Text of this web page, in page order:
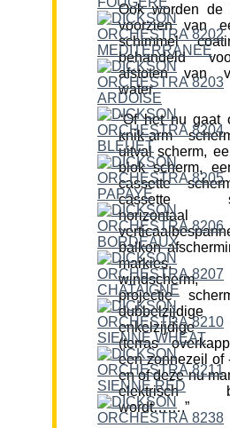
Ook worden de
voorzien van
schimmel
behandeld
afstoten van
water.
“Of het nu gaat
knik-arm
uitval scherm,
blok scherm,
cassette
cassette
balkon
markies,
projectie
enkelzijdige
(terras
een zonnezeil of
en of deze nu
elektrisch
wordt…….”